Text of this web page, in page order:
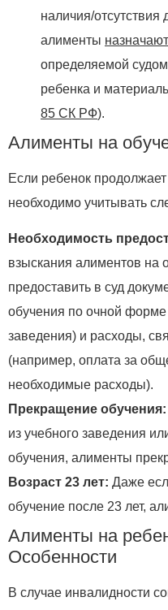
наличия/отсутствия
алименты
определяемой
ребенка и
85 СК РФ).
Алименты на
Если ребенок
необходимо учитывать
Необходимость
взыскания алиментов на
предоставить в суд
обучения по очной форме
заведения) и расходы,
(например, оплата за
необходимые расходы).
Прекращение обучения:
из учебного заведения
обучения, алименты
Возраст 23 лет: Даже
обучение после 23 лет,
Алименты на
Особенности
В случае инвалидности